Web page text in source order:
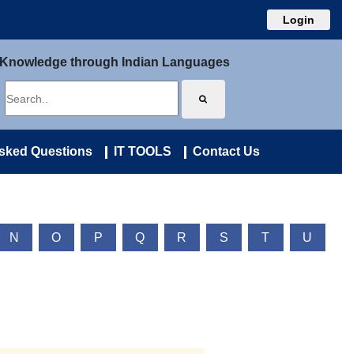
Login
Knowledge through Indian Languages
Questions IT TOOLS Contact Us
N O P Q R S T U